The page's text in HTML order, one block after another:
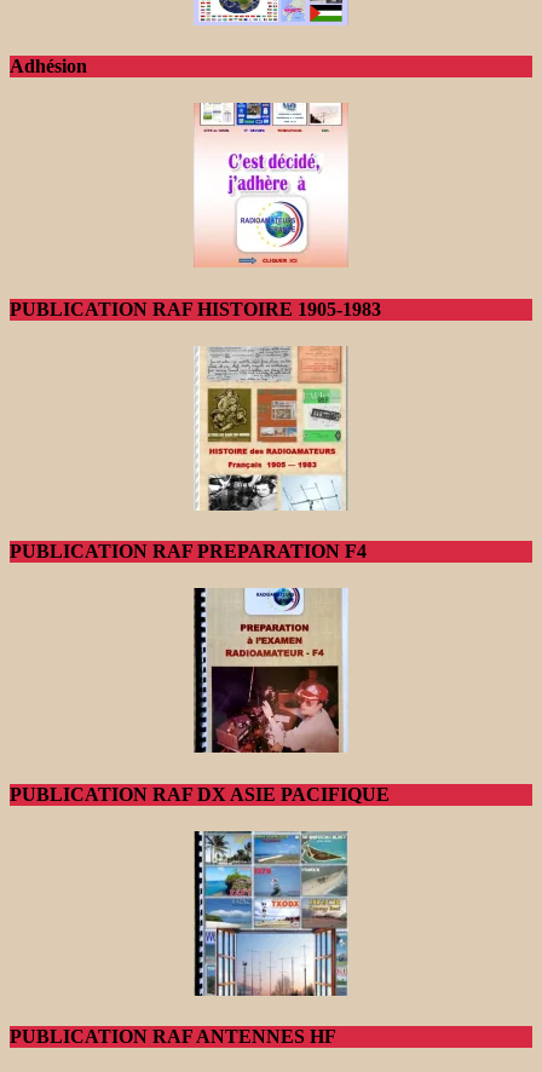
Adhésion
PUBLICATION RAF HISTOIRE 1905-1983
PUBLICATION RAF PREPARATION F4
PUBLICATION RAF DX ASIE PACIFIQUE
PUBLICATION RAF ANTENNES HF